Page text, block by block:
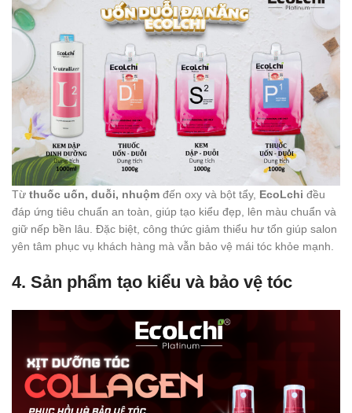
Từ thuốc uốn, duỗi, nhuộm đến oxy và bột tẩy, EcoLchi đều
đáp ứng tiêu chuẩn an toàn, giúp tạo kiểu đẹp, lên màu chuẩn và
giữ nếp bền lâu. Đặc biệt, công thức giảm thiểu hư tổn giúp salon
yên tâm phục vụ khách hàng mà vẫn bảo vệ mái tóc khỏe mạnh.
4. Sản phẩm tạo kiểu và bảo vệ tóc